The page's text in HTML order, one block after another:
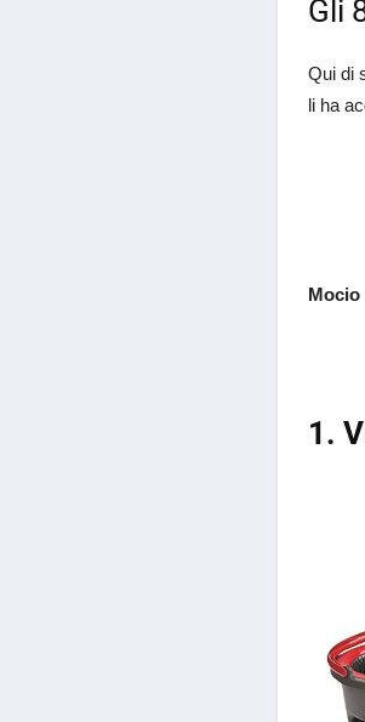
Gli
Qui di
li ha
Mocio
1.